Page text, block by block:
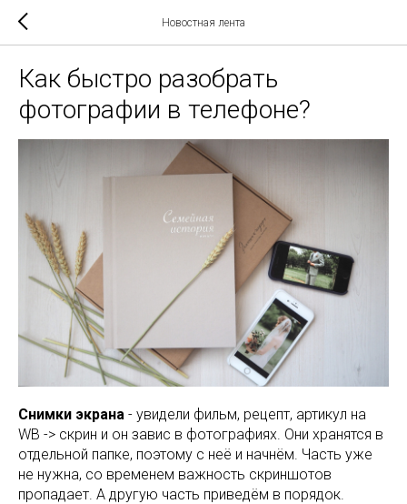
Новостная лента
Как быстро разобрать
фотографии в телефоне?
Снимки экрана - увидели фильм, рецепт, артикул на
WB -> скрин и он завис в фотографиях. Они хранятся в
отдельной папке, поэтому с неё и начнём. Часть уже
не нужна, со временем важность скриншотов
пропадает. А другую часть приведём в порядок.